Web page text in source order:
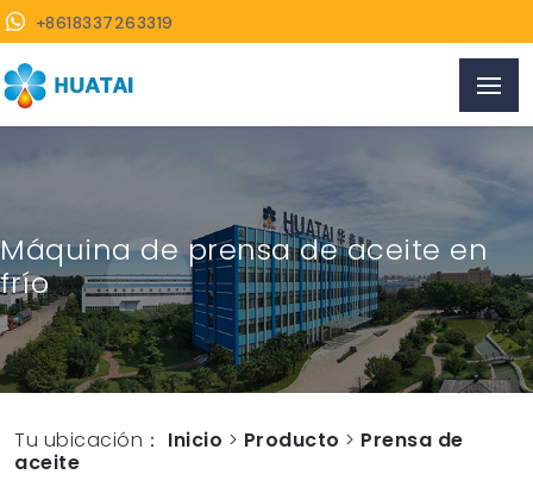
+8618337263319
Máquina de prensa de aceite en
frío
Tu ubicación： Inicio > Producto > Prensa de
aceite